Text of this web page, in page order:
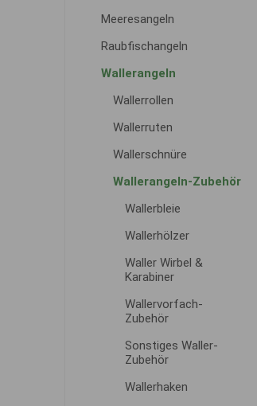
Meeresangeln
Raubfischangeln
Wallerangeln
Wallerrollen
Wallerruten
Wallerschnüre
Wallerangeln-Zubehör
Wallerbleie
Wallerhölzer
Waller Wirbel &
Karabiner
Wallervorfach-
Zubehör
Sonstiges Waller-
Zubehör
Wallerhaken